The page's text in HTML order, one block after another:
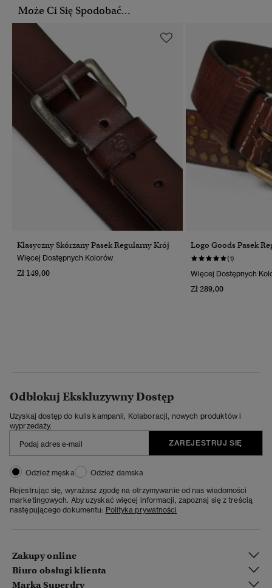
Może Ci Się Spodobać...
Klasyczny Skórzany Pasek Regularny Krój
Więcej Dostępnych Kolorów
Zł 149,00
Logo Goods Pasek
(1)
Więcej Dostępnych
Zł 289,00
Odblokuj Ekskluzywny Dostęp
Uzyskaj dostęp do kulis kampanii, Kolaboracji, nowych produktów i
wyprzedaży.
ZAREJESTRUJ SIĘ
Odzież męska
Odzież damska
Rejestrując się, wyrażasz zgodę na otrzymywanie od nas wiadomości
marketingowych. Aby uzyskać więcej informacji, zapoznaj się z treścią
następującego dokumentu: Polityka prywatności
Zakupy online
Biuro obsługi klienta
Marka Superdry